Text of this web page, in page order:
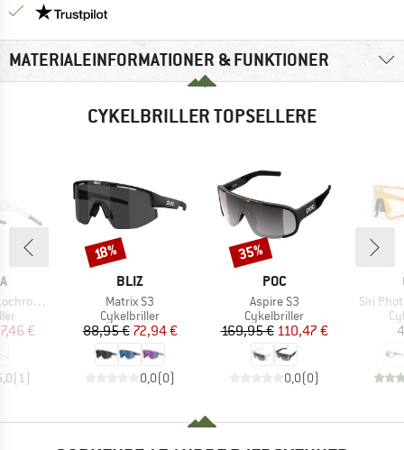
Vi er Trustpilot-certificeret - oplysningerne får du
MATERIALEINFORMATIONER & FUNKTIONER
CYKELBRILLER TOPSELLERE
S1-3
pris
€
(1 )
MÆRKE
BLIZ
Artikel
Matrix S3
Produktgruppe
Cykelbriller
Pris
88,95 €Nedsat pris
72,94 €
0,0(0)
Rabat
18%
MÆRKE
POC
Artikel
Aspire S3
Produktgruppe
Cykelbriller
Pris
169,95 €Nedsat pris
110,47 €
0,0(0)
Rabat
35%
Artikel
Siri